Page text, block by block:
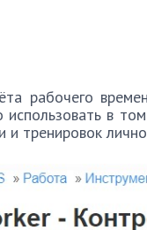
рабочего
в
тренировок